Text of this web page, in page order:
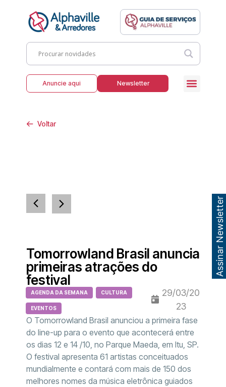
Anuncie aqui Newsletter
Voltar
Tomorrowland Brasil anuncia
primeiras atrações do
festival
AGENDA DA SEMANA CULTURA
EVENTOS
29/03/20
23
O Tomorrowland Brasil anunciou a primeira fase
do line-up para o evento que acontecerá entre
os dias 12 e 14 /10, no Parque Maeda, em Itu, SP.
O festival apresenta 61 artistas conceituados
mundialmente e contará com mais de 150 dos
melhores nomes da música eletrônica guiados
Assinar Newsletter